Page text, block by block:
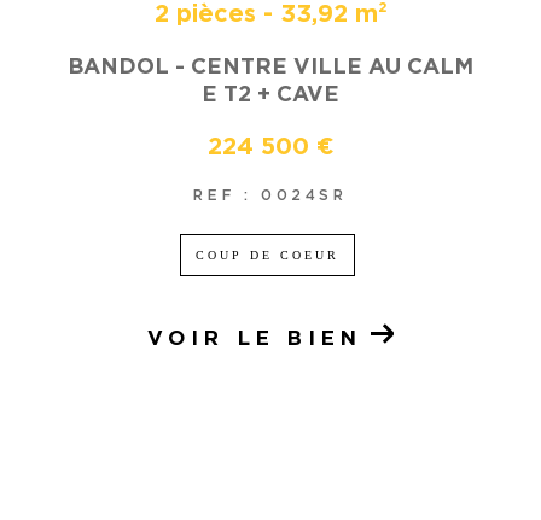
2 pièces - 33,92 m²
BANDOL - CENTRE VILLE AU CALM
E T2 + CAVE
224 500 €
REF : 0024SR
COUP DE COEUR
VOIR LE BIEN